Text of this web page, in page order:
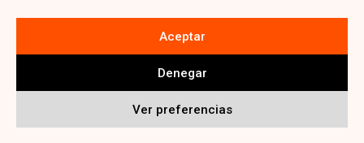
Aceptar
Denegar
Ver preferencias
Unión Europea, con el objetivo de impulsar la
internacionalización empresarial.
2026